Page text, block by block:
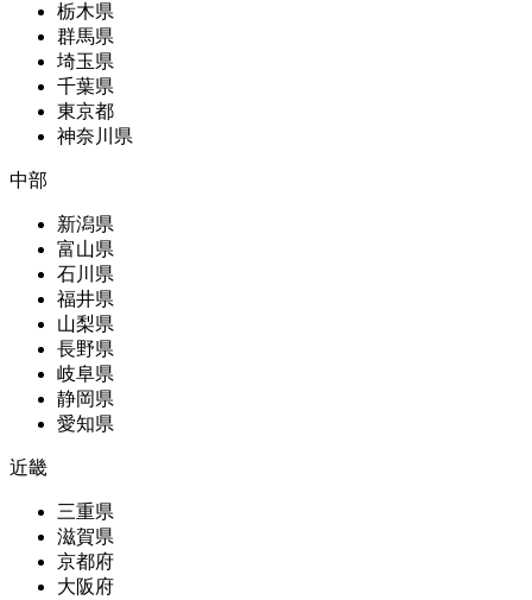
栃木県
群馬県
埼玉県
千葉県
東京都
神奈川県
中部
新潟県
富山県
石川県
福井県
山梨県
長野県
岐阜県
静岡県
愛知県
近畿
三重県
滋賀県
京都府
大阪府